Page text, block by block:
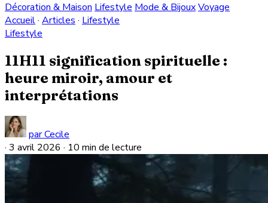
Décoration & Maison Lifestyle Mode & BijouxVoyage
Accueil· Articles · Lifestyle
Lifestyle
11H11 signification spirituelle :
heure miroir, amour et
interprétations
par Cecile
· 3 avril 2026 · 10 min de lecture